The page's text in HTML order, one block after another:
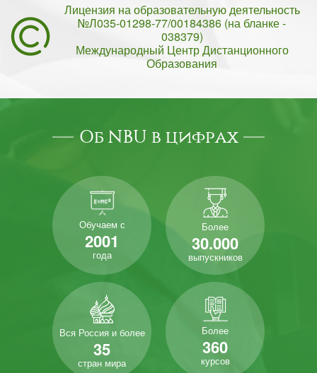
Лицензия на образовательную деятельность
№Л035-01298-77/00184386 (на бланке -
038379)
Международный Центр Дистанционного
Образования
Об NBU в цифрах
Обучаем с
2001
года
Более
30.000
выпускников
Вся Россия и более
35
стран мира
Более
360
курсов